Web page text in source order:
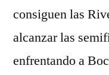
consiguen las
alcanzar las
enfrentando a